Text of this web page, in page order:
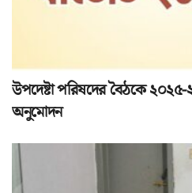
উপদেষ্টা পরিষদের বৈঠকে
অনুমোদন